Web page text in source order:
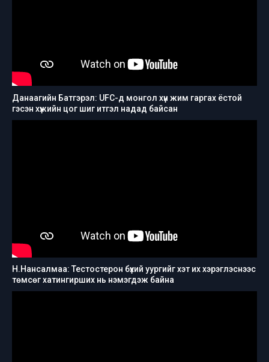
Данаагийн Батгэрэл: UFC-д монгол хүн жим гаргах ёстой
гэсэн хүжийн цог шиг итгэл надад байсан
Н.Нансалмаа: Тестостерон бүхий уургийг хэт их хэрэглэснээс
төмсөг хатингирших нь нэмэгдэж байна